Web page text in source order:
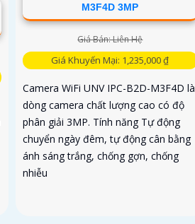
M3F4D 3MP
Giá Bán: Liên Hệ
Giá Khuyến Mại: 1,235,000 ₫
Camera WiFi UNV IPC-B2D-M3F4D là
dòng camera chất lượng cao có độ
phân giải 3MP. Tính năng Tự động
chuyển ngày đêm, tự động cân bằng
ánh sáng trắng, chống gợn, chống
nhiễu